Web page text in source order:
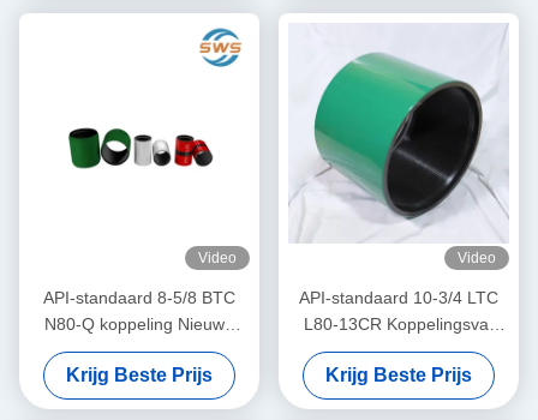
Staat
Video
API-standaard 8-5/8 BTC
N80-Q koppeling Nieuwe
conditie Spot Delivery
Cement Tool van
betrouwbare leverancier van
Krijg Beste Prijs
Video
API-standaard 10-3/4 LTC
L80-13CR Koppelingsvat
van topkwaliteit voor de olie-
en gasindustrie
Krijg Beste Prijs